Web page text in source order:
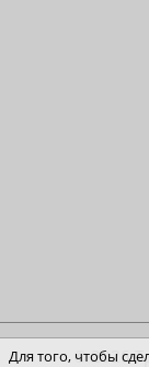
© 2026
Для того, чтобы